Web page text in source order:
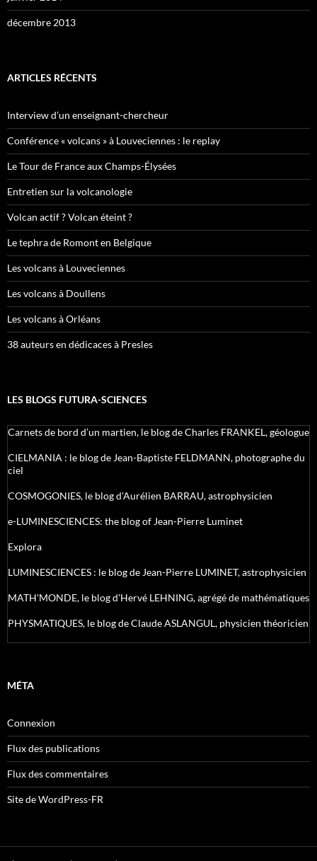
décembre 2013
ARTICLES RÉCENTS
Interview d’un enseignant-chercheur
Conférence « volcans » à Louveciennes : le replay
Le Tour de France aux Champs-Élysées
Entretien sur la volcanologie
Volcan actif ? Volcan éteint ?
Le tephra de Romont en Belgique
Les volcans à Louveciennes
Les volcans à Doullens
Les volcans à Orléans
38 auteurs en dédicaces à Presles
LES BLOGS FUTURA-SCIENCES
Carnets de bord d’un martien, le blog de Charles FRANKEL, géologue
CIELMANIA : le blog de Jean-Baptiste FELDMANN, photographe du
ciel
COSMOGONIES, le blog d'Aurélien BARRAU, astrophysicien
e-LUMINESCIENCES: the blog of Jean-Pierre Luminet
Explora
LUMINESCIENCES : le blog de Jean-Pierre LUMINET, astrophysicien
MATH'MONDE, le blog d'Hervé LEHNING, agrégé de mathématiques
PHYSMATIQUES, le blog de Claude ASLANGUL, physicien théoricien
MÉTA
Connexion
Flux des publications
Flux des commentaires
Site de WordPress-FR